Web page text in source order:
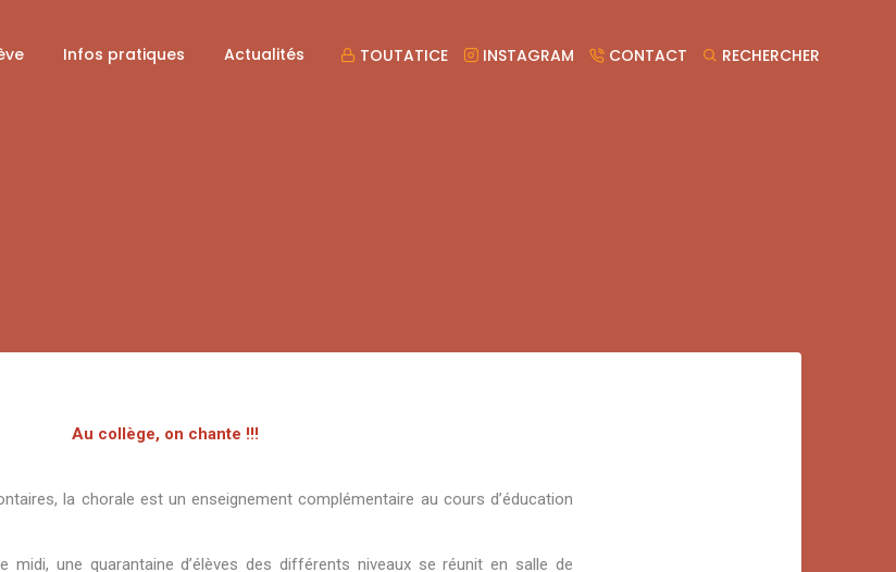
Infos pratiques Actualités TOUTATICE INSTAGRAM CONTACT RECHERCHER
Au collège, on chante !!!
la chorale est un enseignement complémentaire au cours d’éducation
une quarantaine d’élèves des différents niveaux se réunit en salle de